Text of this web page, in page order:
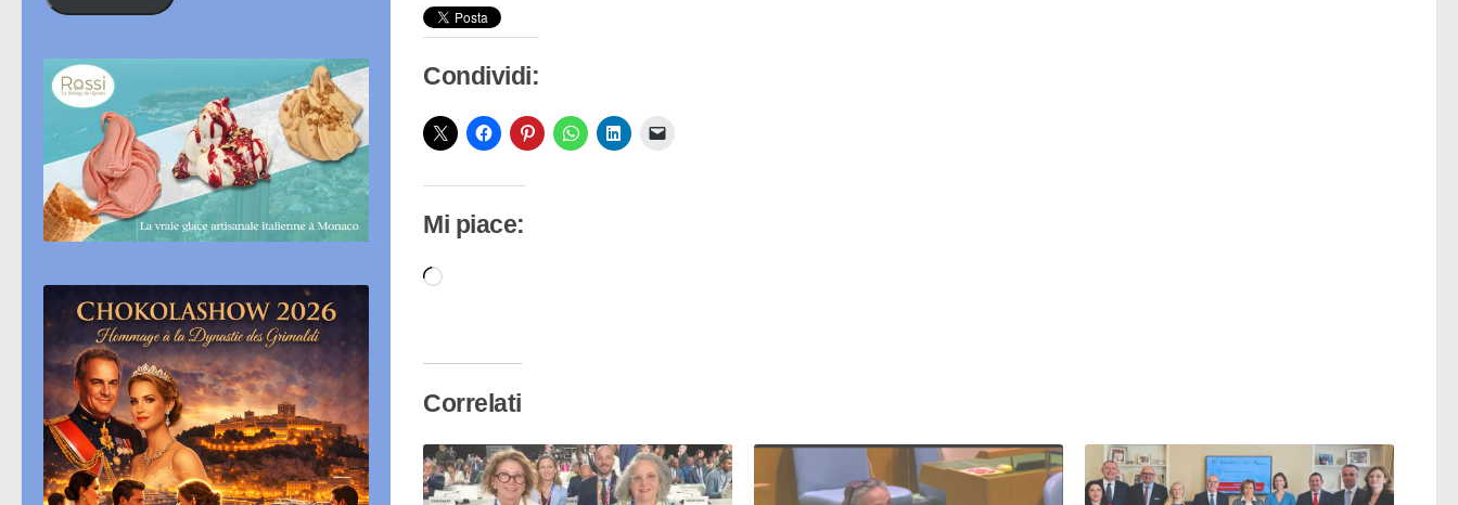
Condividi:
Mi piace:
Caricamento
Correlati